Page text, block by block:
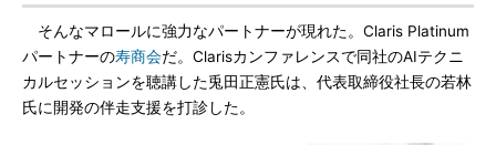
そんなマロールに強力なパートナーが現れた。Claris Platinum
パートナーの寿商会だ。Clarisカンファレンスで同社のAIテクニ
カルセッションを聴講した兎田正憲氏は、代表取締役社長の若林
氏に開発の伴走支援を打診した。